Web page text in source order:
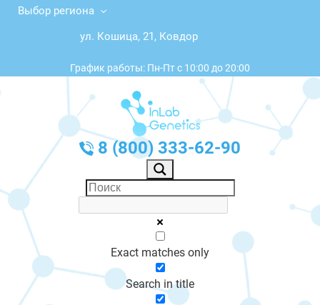
Выбор региона
ул. Кошица, 21, Ковдор
График работы: Пн-Пт с 10:00 до 20:00
8 (800) 333-62-90
Exact matches only
Search in title